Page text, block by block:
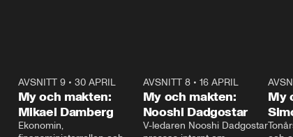
AVSNITT 9• 30 APRIL
My och makten:
Mikael Damberg
Ekonomin,
AVSNITT 8• 16 APRIL
My och makten:
Nooshi Dadgostar
V-ledaren Nooshi Dadgostar
My